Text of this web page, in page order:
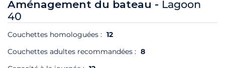
Aménagement du bateau - Lagoon
40
Couchettes homologuées : 12
Couchettes adultes recommandées : 8